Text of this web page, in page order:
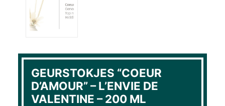
GEURSTOKJES “COEUR
D’AMOUR” – L’ENVIE DE
VALENTINE – 200 ML